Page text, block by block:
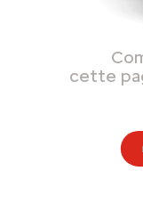
cette